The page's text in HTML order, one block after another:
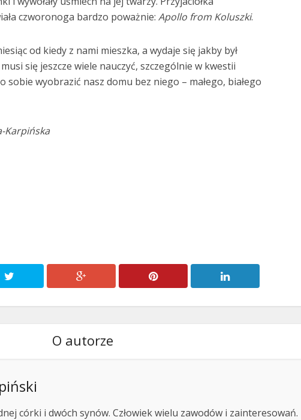
czworonoga bardzo poważnie: Apollo from Koluszki.
od kiedy z nami mieszka, a wydaje się jakby był
się jeszcze wiele nauczyć, szczególnie w kwestii
sobie wyobrazić nasz domu bez niego – małego, białego
Karpińska
O autorze
córki i dwóch synów. Człowiek wielu zawodów i zainteresowań.